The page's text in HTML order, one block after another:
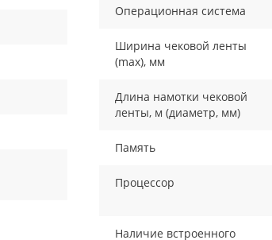
Операционная система
Ширина чековой ленты
(max), мм
Длина намотки чековой
ленты, м (диаметр, мм)
Память
Процессор
Наличие встроенного